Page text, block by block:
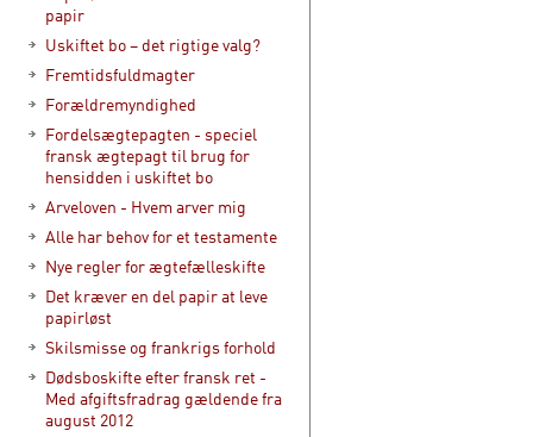
papir
Uskiftet bo – det rigtige valg?
Fremtidsfuldmagter
Forældremyndighed
Fordelsægtepagten - speciel
fransk ægtepagt til brug for
hensidden i uskiftet bo
Arveloven - Hvem arver mig
Alle har behov for et testamente
Nye regler for ægtefælleskifte
Det kræver en del papir at leve
papirløst
Skilsmisse og frankrigs forhold
Dødsboskifte efter fransk ret -
Med afgiftsfradrag gældende fra
august 2012